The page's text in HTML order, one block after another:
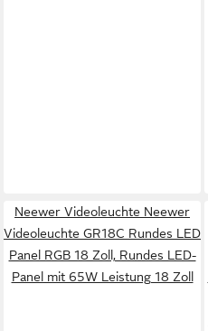
Neewer Videoleuchte Neewer
Videoleuchte GR18C Rundes LED
Panel RGB 18 Zoll, Rundes LED-
Panel mit 65W Leistung 18 Zoll